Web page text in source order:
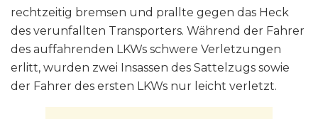
rechtzeitig bremsen und prallte gegen das Heck
des verunfallten Transporters. Während der Fahrer
des auffahrenden LKWs schwere Verletzungen
erlitt, wurden zwei Insassen des Sattelzugs sowie
der Fahrer des ersten LKWs nur leicht verletzt.